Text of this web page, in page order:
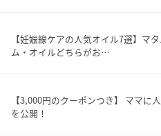
【妊娠線ケアの人気オイル7選】マ
ム・オイルどちらがお…
【3,000円のクーポンつき】 ママに
を公開！